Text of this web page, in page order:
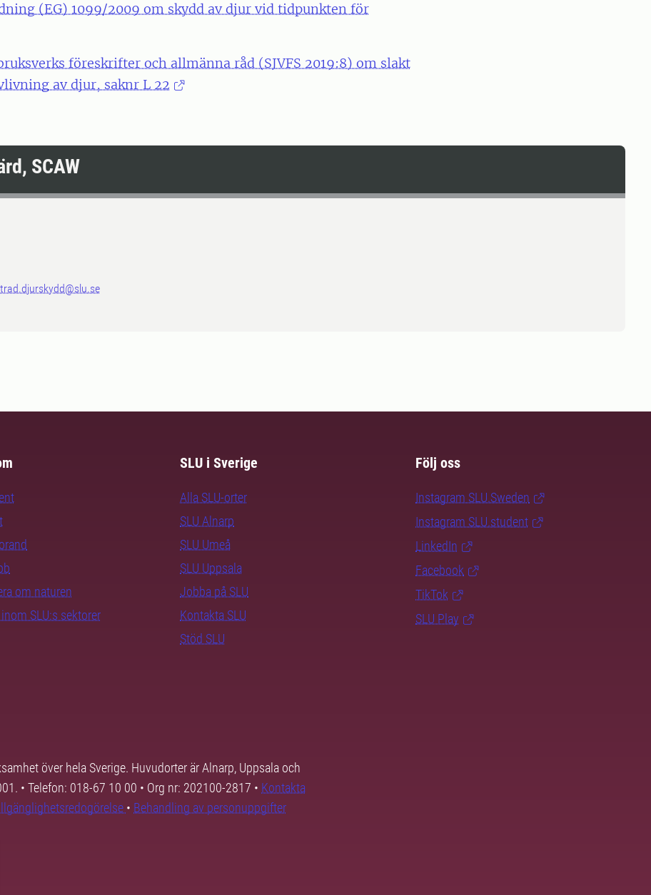
(EG) 1099/2009 om skydd av djur vid tidpunkten för
föreskrifter och allmänna råd (SJVFS 2019:8) om slakt
av djur, saknr L 22
SCAW
om naturen
SLU:s sektorer
SLU i Sverige
Alla SLU-orter
SLU Alnarp
SLU Umeå
SLU Uppsala
Jobba på SLU
Kontakta SLU
Stöd SLU
Följ oss
Instagram SLU.Sweden
Instagram SLU.student
LinkedIn
Facebook
TikTok
SLU Play
över hela Sverige. Huvudorter är Alnarp, Uppsala och
• Telefon: 018-67 10 00 • Org nr: 202100-2817 • Kontakta
• Behandling av personuppgifter